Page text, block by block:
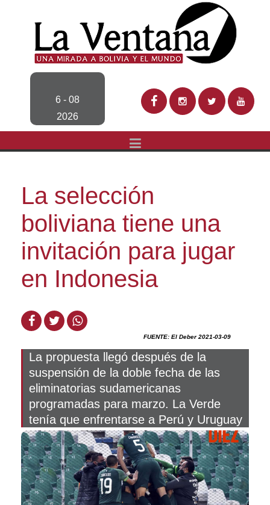
6 - 08
2026
La selección
boliviana tiene una
invitación para jugar
en Indonesia
FUENTE: El Deber 2021-03-09
La propuesta llegó después de la
suspensión de la doble fecha de las
eliminatorias sudamericanas
programadas para marzo. La Verde
tenía que enfrentarse a Perú y Uruguay